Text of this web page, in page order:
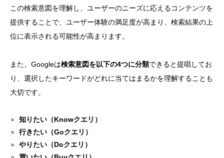
この検索意図を理解し、ユーザーのニーズに応えるコンテンツを
提供することで、ユーザー体験の満足度が高まり、検索結果の上
位に表示される可能性が高まります。
また、Googleは検索意図を以下の4つに分類できると提唱してお
り、選択したキーワードがどれに当てはまるかを理解することも
大切です。
知りたい（Knowクエリ）
行きたい（Goクエリ）
やりたい（Doクエリ）